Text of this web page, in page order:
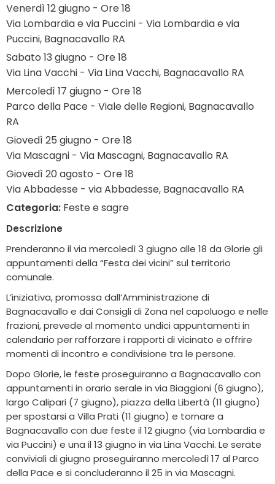
Venerdì 12 giugno - Ore 18
Via Lombardia e via Puccini - Via Lombardia e via
Puccini, Bagnacavallo RA
Sabato 13 giugno - Ore 18
Via Lina Vacchi - Via Lina Vacchi, Bagnacavallo RA
Mercoledì 17 giugno - Ore 18
Parco della Pace - Viale delle Regioni, Bagnacavallo
RA
Giovedì 25 giugno - Ore 18
Via Mascagni - Via Mascagni, Bagnacavallo RA
Giovedì 20 agosto - Ore 18
Via Abbadesse - via Abbadesse, Bagnacavallo RA
Categoria: Feste e sagre
Descrizione
Prenderanno il via mercoledì 3 giugno alle 18 da Glorie gli
appuntamenti della “Festa dei vicini” sul territorio
comunale.
L’iniziativa, promossa dall’Amministrazione di
Bagnacavallo e dai Consigli di Zona nel capoluogo e nelle
frazioni, prevede al momento undici appuntamenti in
calendario per rafforzare i rapporti di vicinato e offrire
momenti di incontro e condivisione tra le persone.
Dopo Glorie, le feste proseguiranno a Bagnacavallo con
appuntamenti in orario serale in via Biaggioni (6 giugno),
largo Calipari (7 giugno), piazza della Libertà (11 giugno)
per spostarsi a Villa Prati (11 giugno) e tornare a
Bagnacavallo con due feste il 12 giugno (via Lombardia e
via Puccini) e una il 13 giugno in via Lina Vacchi. Le serate
conviviali di giugno proseguiranno mercoledì 17 al Parco
della Pace e si concluderanno il 25 in via Mascagni.